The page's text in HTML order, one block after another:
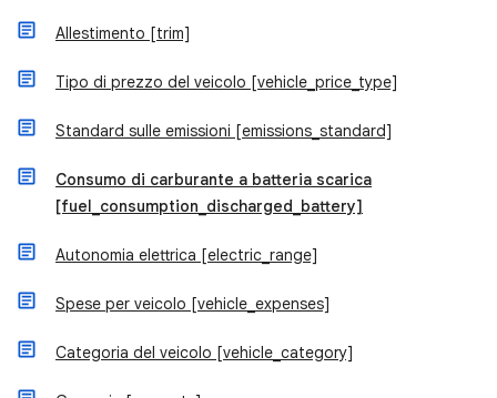
Allestimento [trim]
Tipo di prezzo del veicolo [vehicle_price_type]
Standard sulle emissioni [emissions_standard]
Consumo di carburante a batteria scarica
[fuel_consumption_discharged_battery]
Autonomia elettrica [electric_range]
Spese per veicolo [vehicle_expenses]
Categoria del veicolo [vehicle_category]